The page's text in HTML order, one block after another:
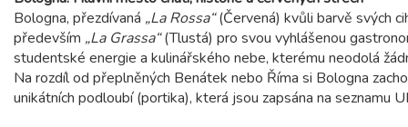
Bologna, přezdívaná „La Rossa“(Červená) kvůli barvě svých
především „La Grassa“(Tlustá) pro svou vyhlášenou
studentské energie a kulinářského nebe, kterému neodolá
Na rozdíl od přeplněných Benátek nebo Říma si Bologna
unikátních podloubí (portika), která jsou zapsána na seznamu